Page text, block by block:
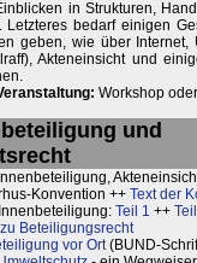
in Strukturen,
Letzteres bedarf einigen
geben, wie über Internet,
Akteneinsicht und
Workshop
und
Konvention ++ Text der
Teil 1 ++
Beteiligungsrecht
vor Ort(BUND-